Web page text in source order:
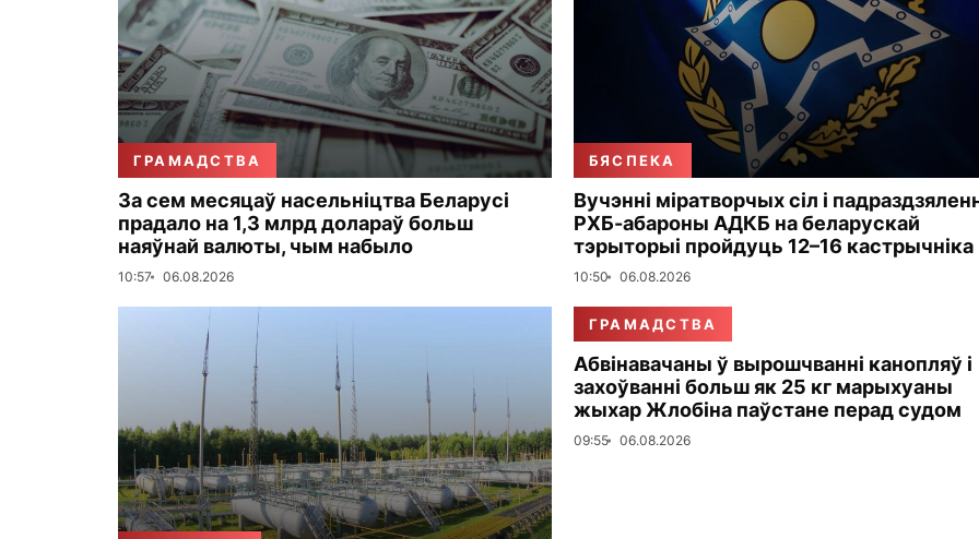
ГРАМАДСТВА
За сем месяцаў насельніцтва Беларусі
прадало на 1,3 млрд долараў больш
наяўнай валюты, чым набыло
10:57 06.08.2026
БЯСПЕКА
Вучэнні міратворчых сіл і
РХБ-абароны АДКБ на беларускай
тэрыторыі пройдуць 12–16 кастрычніка
10:50 06.08.2026
ГРАМАДСТВА
Абвінавачаны ў вырошчванні канопляў і
захоўванні больш як 25 кг марыхуаны
жыхар Жлобіна паўстане перад судом
09:55 06.08.2026